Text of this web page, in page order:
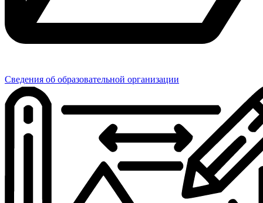
Сведения об образовательной организации